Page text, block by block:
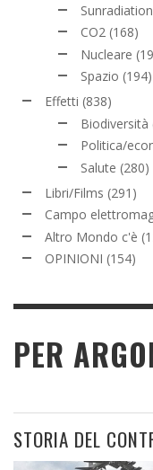
CO2 (168)
Nucleare
Spazio (194)
Effetti (838)
Biodiversità
Politica/
Salute (280)
Libri/Films (291)
Campo
Altro Mondo c'è
OPINIONI (154)
PER
STORIA DEL